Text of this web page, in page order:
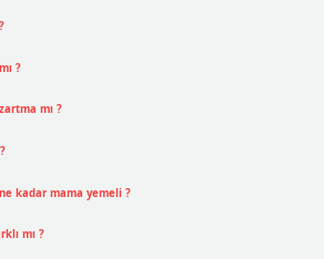
?
mı ?
kadar mama yemeli ?
mı ?